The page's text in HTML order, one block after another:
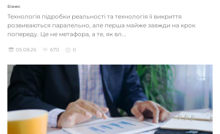
Бізнес
Технологія підробки реальності та технологія її викриття
розвиваються паралельно, але перша майже завжди на крок
попереду. Це не метафора, а те, як вл...
05.08.26 670 0